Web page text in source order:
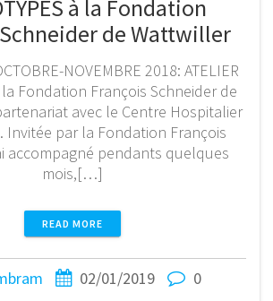
à la Fondation
de Wattwiller
NOVEMBRE 2018: ATELIER
la Fondation François Schneider de
avec le Centre Hospitalier
Invitée par la Fondation François
accompagné pendants quelques
mois,[…]
READ MORE
02/01/2019 0